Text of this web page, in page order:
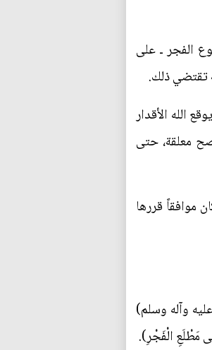
الفجر ـ على
تقتضي ذلك.
الله الأقدار
معلقة، حتى
موافقاً قررها
وآله وسلم)
مَطْلَعِ الْفَجْرِ).